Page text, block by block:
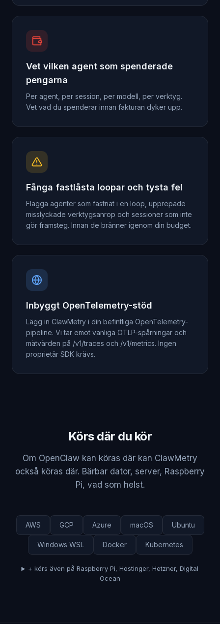
Vet vilken agent som spenderade
pengarna
Per agent, per session, per modell, per verktyg.
Vet vad du spenderar innan fakturan dyker upp.
Fånga fastlåsta loopar och tysta fel
Flagga agenter som fastnat i en loop, upprepade
misslyckade verktygsanrop och sessioner som inte
gör framsteg. Innan de bränner igenom din budget.
Inbyggt OpenTelemetry-stöd
Lägg in ClawMetry i din befintliga OpenTelemetry-
pipeline. Vi tar emot vanliga OTLP-spårningar och
mätvärden på /v1/traces och /v1/metrics. Ingen
proprietär SDK krävs.
Körs där du kör
Om OpenClaw kan köras där kan ClawMetry
också köras där. Bärbar dator, server, Raspberry
Pi, vad som helst.
AWS GCP Azure macOS Ubuntu
Windows WSL Docker Kubernetes
+ körs även på Raspberry Pi, Hostinger, Hetzner, Digital
Ocean